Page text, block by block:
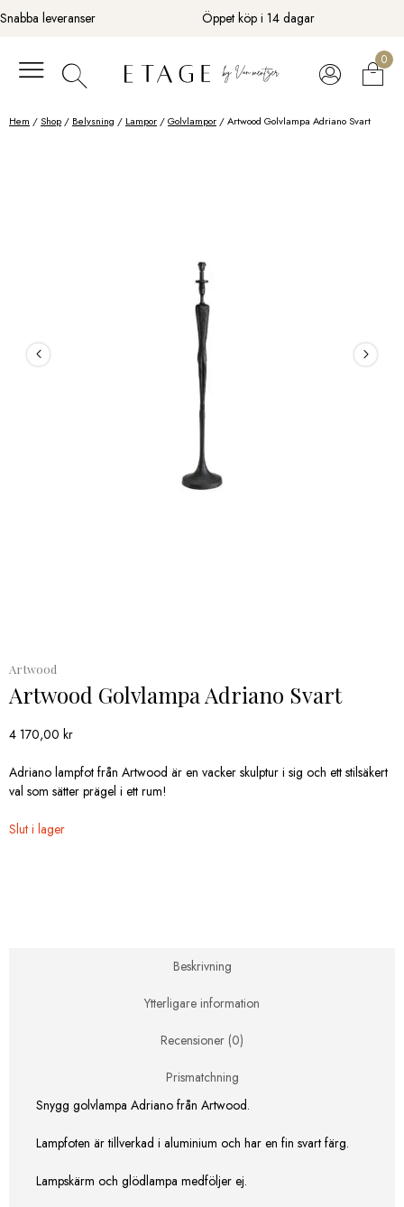
Fortsätt
till
Snabba leveranser Öppet köp i 14 dagar
0
Hem /Shop / Belysning / Lampor /Golvlampor / Artwood Golvlampa Adriano Svart
Artwood
Artwood Golvlampa Adriano Svart
4 170,00 kr
Adriano lampfot från Artwood är en vacker skulptur i sig och ett stilsäkert
val som sätter prägel i ett rum!
Slut i lager
Beskrivning
Ytterligare information
Recensioner (0)
Prismatchning
Snygg golvlampa Adriano från Artwood.
Lampfoten är tillverkad i aluminium och har en fin svart färg.
Lampskärm och glödlampa medföljer ej.